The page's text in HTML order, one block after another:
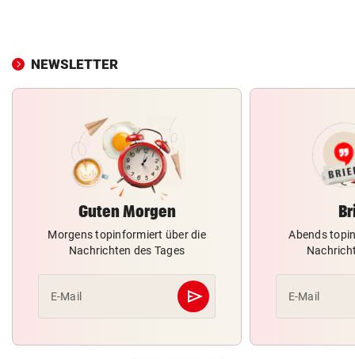
NEWSLETTER
Guten Morgen
Morgens topinformiert über die
Nachrichten des Tages
E-Mail send
Abschicken
Abends
E-Mail